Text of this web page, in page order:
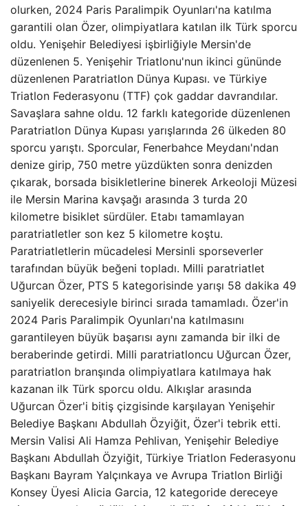
olurken, 2024 Paris Paralimpik Oyunları'na katılma
garantili olan Özer, olimpiyatlara katılan ilk Türk sporcu
oldu. Yenişehir Belediyesi işbirliğiyle Mersin'de
düzenlenen 5. Yenişehir Triatlonu'nun ikinci gününde
düzenlenen Paratriatlon Dünya Kupası. ve Türkiye
Triatlon Federasyonu (TTF) çok gaddar davrandılar.
Savaşlara sahne oldu. 12 farklı kategoride düzenlenen
Paratriatlon Dünya Kupası yarışlarında 26 ülkeden 80
sporcu yarıştı. Sporcular, Fenerbahce Meydanı'ndan
denize girip, 750 metre yüzdükten sonra denizden
çıkarak, borsada bisikletlerine binerek Arkeoloji Müzesi
ile Mersin Marina kavşağı arasında 3 turda 20
kilometre bisiklet sürdüler. Etabı tamamlayan
paratriatletler son kez 5 kilometre koştu.
Paratriatletlerin mücadelesi Mersinli sporseverler
tarafından büyük beğeni topladı. Milli paratriatlet
Uğurcan Özer, PTS 5 kategorisinde yarışı 58 dakika 49
saniyelik derecesiyle birinci sırada tamamladı. Özer'in
2024 Paris Paralimpik Oyunları'na katılmasını
garantileyen büyük başarısı aynı zamanda bir ilki de
beraberinde getirdi. Milli paratriatloncu Uğurcan Özer,
paratriatlon branşında olimpiyatlara katılmaya hak
kazanan ilk Türk sporcu oldu. Alkışlar arasında
Uğurcan Özer'i bitiş çizgisinde karşılayan Yenişehir
Belediye Başkanı Abdullah Özyiğit, Özer'i tebrik etti.
Mersin Valisi Ali Hamza Pehlivan, Yenişehir Belediye
Başkanı Abdullah Özyiğit, Türkiye Triatlon Federasyonu
Başkanı Bayram Yalçınkaya ve Avrupa Triatlon Birliği
Konsey Üyesi Alicia Garcia, 12 kategoride dereceye